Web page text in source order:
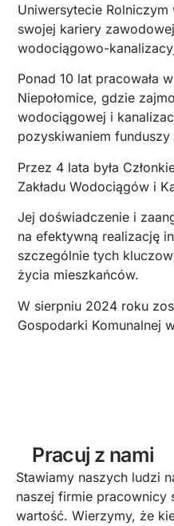
Uniwersytecie
swojej kariery
wodociągowo-
Ponad 10 lat pracowała
Niepołomice, gdzie
wodociągowej i
pozyskiwaniem
Przez 4 lata była
Zakładu Wodociągów i
Jej doświadczenie i
na efektywną realizację
szczególnie tych
życia mieszkańców.
W sierpniu 2024 roku
Gospodarki Komunalnej
Pracuj z nami
Stawiamy naszych ludzi
naszej firmie pracownicy
wartość. Wierzymy, że